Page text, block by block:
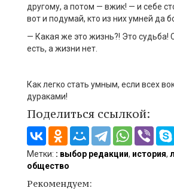
другому, а потом — вжик! — и себе
вот и подумай, кто из них умней да
— Какая же это жизнь?! Это судьба!
есть, а жизни нет.
Как легко стать умным, если всех
дураками!
Поделиться ссылкой:
Метки: : выбор редакции, история,
общество
Рекомендуем: